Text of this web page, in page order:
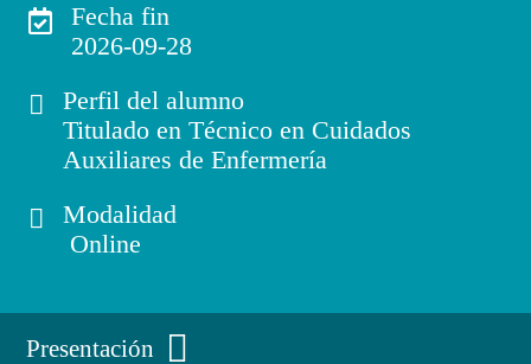
Fecha fin
2026-09-28
Perfil del alumno
Titulado en Técnico en Cuidados
Auxiliares de Enfermería
Modalidad
Online
Presentación